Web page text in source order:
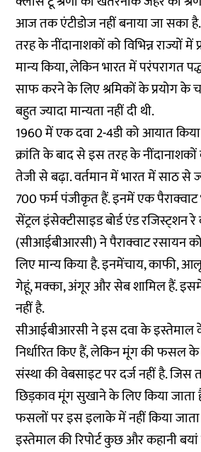
आज तक एंटीडोज नहीं बनाया जा
तरह के नींदानाशकों को विभिन्न राज्यों
मान्य किया, लेकिन भारत में परंपरागत
साफ करने के लिए श्रमिकों के प्रयोग के
बहुत ज्यादा मान्यता नहीं दी थी.
1960 में एक दवा 2-4डी को आयात
क्रांति के बाद से इस तरह के नींदानाशकों
तेजी से बढ़ा. वर्तमान में भारत में साठ से
700 फर्म पंजीकृत हैं. इनमें एक पैराक्वाट
सेंट्रल इंसेक्टीसाइड बोर्ड एंड रजिस्ट्शन रे
(सीआईबीआरसी) ने पैराक्वाट
लिए मान्य किया है. इनमेंचाय, काफी,
गेहूं, मक्का, अंगूर और सेब शामिल हैं.
नहीं है.
सीआईबीआरसी ने इस दवा के इस्तेमाल
निर्धारित किए हैं, लेकिन मूंग की फसल
संस्था की वेबसाइट पर दर्ज नहीं है.
छिड़काव मूंग सुखाने के लिए किया जाता
फसलों पर इस इलाके में नहीं किया
इस्तेमाल की रिपोर्ट कुछ और कहानी